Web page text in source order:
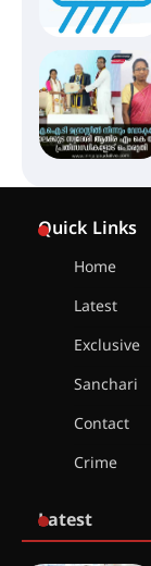
Quick Links
Home
Latest
Exclusive
Sanchari
Contact
Crime
Latest